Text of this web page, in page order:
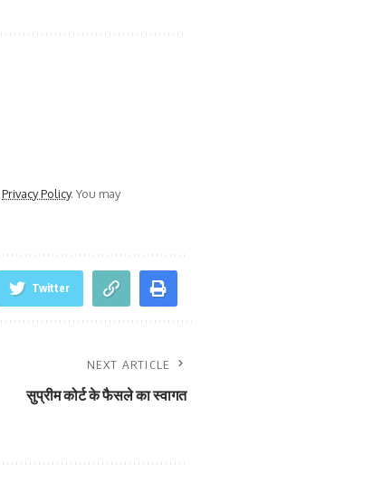
Privacy Policy. You may
Twitter
NEXT ARTICLE
सुप्रीम कोर्ट के फैसले का स्वागत